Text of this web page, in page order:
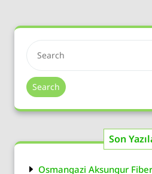
Search
Son
Osmangazi Aksungur